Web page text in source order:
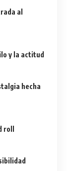
al
y la actitud
hecha